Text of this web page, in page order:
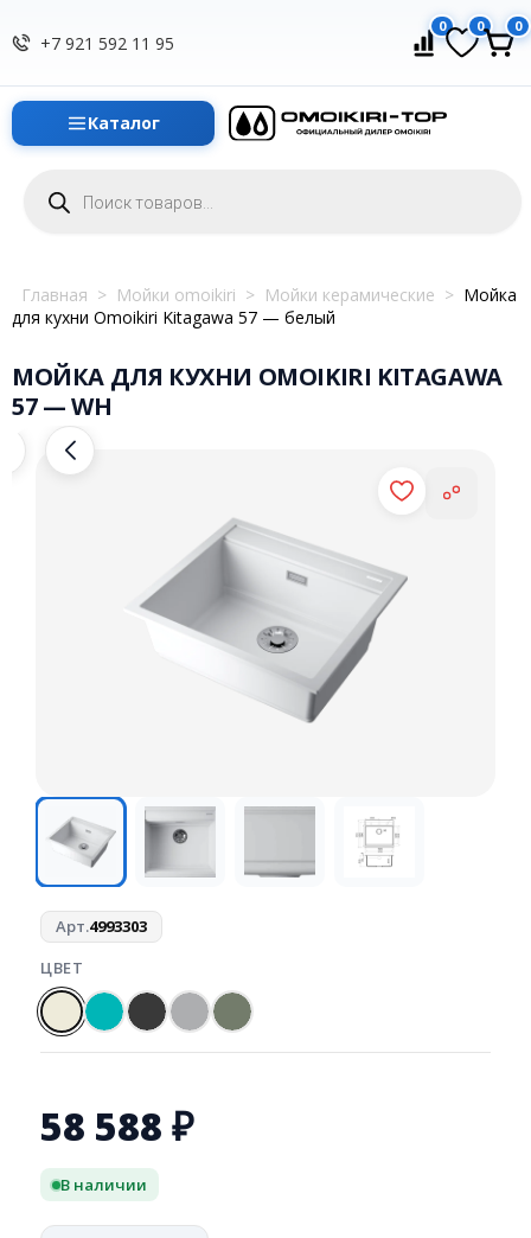
+7 921 592 11 95
0 0 0
Каталог
товаров
Главная > Мойки omoikiri > Мойки керамические > Мойка
для кухни Omoikiri Kitagawa 57 — белый
МОЙКА ДЛЯ КУХНИ OMOIKIRI KITAGAWA
57 — WH
Арт.4993303
ЦВЕТ
58 588 ₽
В наличии